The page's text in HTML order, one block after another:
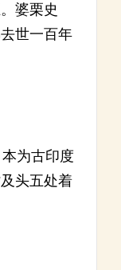
婆栗史
世一百年
为古印度
头五处着